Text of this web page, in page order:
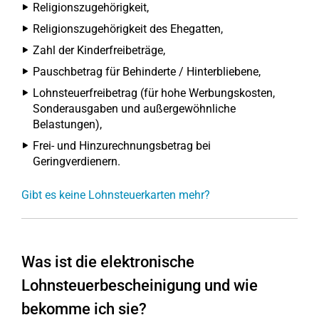
Religionszugehörigkeit,
Religionszugehörigkeit des Ehegatten,
Zahl der Kinderfreibeträge,
Pauschbetrag für Behinderte / Hinterbliebene,
Lohnsteuerfreibetrag (für hohe Werbungskosten,
Sonderausgaben und außergewöhnliche
Belastungen),
Frei- und Hinzurechnungsbetrag bei
Geringverdienern.
Gibt es keine Lohnsteuerkarten mehr?
Was ist die elektronische
Lohnsteuerbescheinigung und wie
bekomme ich sie?